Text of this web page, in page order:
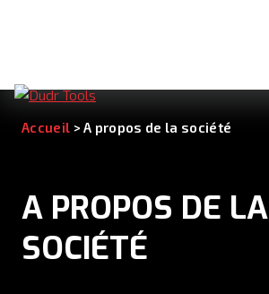
Accueil >A propos de la société
A PROPOS DE LA
SOCIÉTÉ